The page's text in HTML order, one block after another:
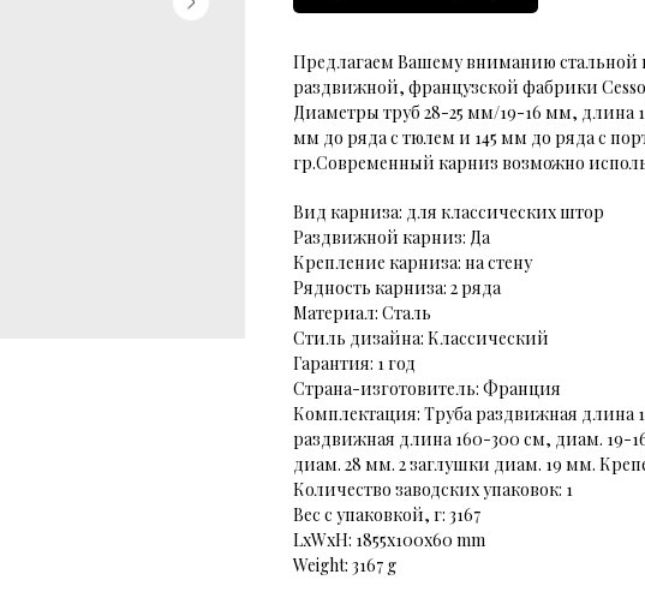
Предлагаем Вашему вниманию стальной
раздвижной, французской фабрики
Диаметры труб 28-25 мм/19-16 мм, длина
мм до ряда с тюлем и 145 мм до ряда с
гр.Современный карниз возможно
Вид карниза: для классических штор
Раздвижной карниз: Да
Крепление карниза: на стену
Рядность карниза: 2 ряда
Материал: Сталь
Стиль дизайна: Классический
Гарантия: 1 год
Страна-изготовитель: Франция
Комплектация: Труба раздвижная длина
раздвижная длина 160-300 см, диам. 19-
диам. 28 мм. 2 заглушки диам. 19 мм.
Количество заводских упаковок: 1
Вес с упаковкой, г: 3167
LxWxH: 1855x100x60 mm
Weight: 3167 g